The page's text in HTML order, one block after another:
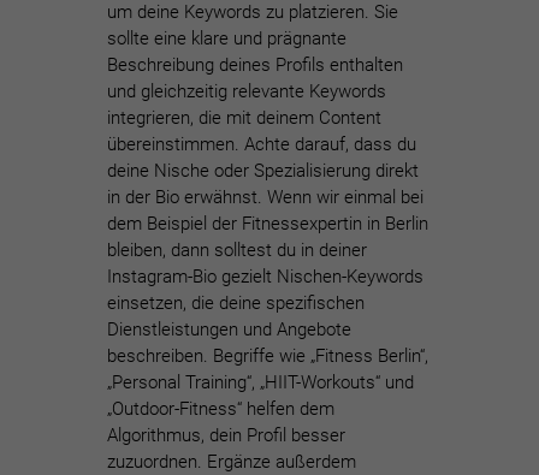
um deine Keywords zu platzieren. Sie
sollte eine klare und prägnante
Beschreibung deines Profils enthalten
und gleichzeitig relevante Keywords
integrieren, die mit deinem Content
übereinstimmen. Achte darauf, dass du
deine Nische oder Spezialisierung direkt
in der Bio erwähnst. Wenn wir einmal bei
dem Beispiel der Fitnessexpertin in Berlin
bleiben, dann solltest du in deiner
Instagram-Bio gezielt Nischen-Keywords
einsetzen, die deine spezifischen
Dienstleistungen und Angebote
beschreiben. Begriffe wie „Fitness Berlin“,
„Personal Training“, „HIIT-Workouts“ und
„Outdoor-Fitness“ helfen dem
Algorithmus, dein Profil besser
zuzuordnen. Ergänze außerdem